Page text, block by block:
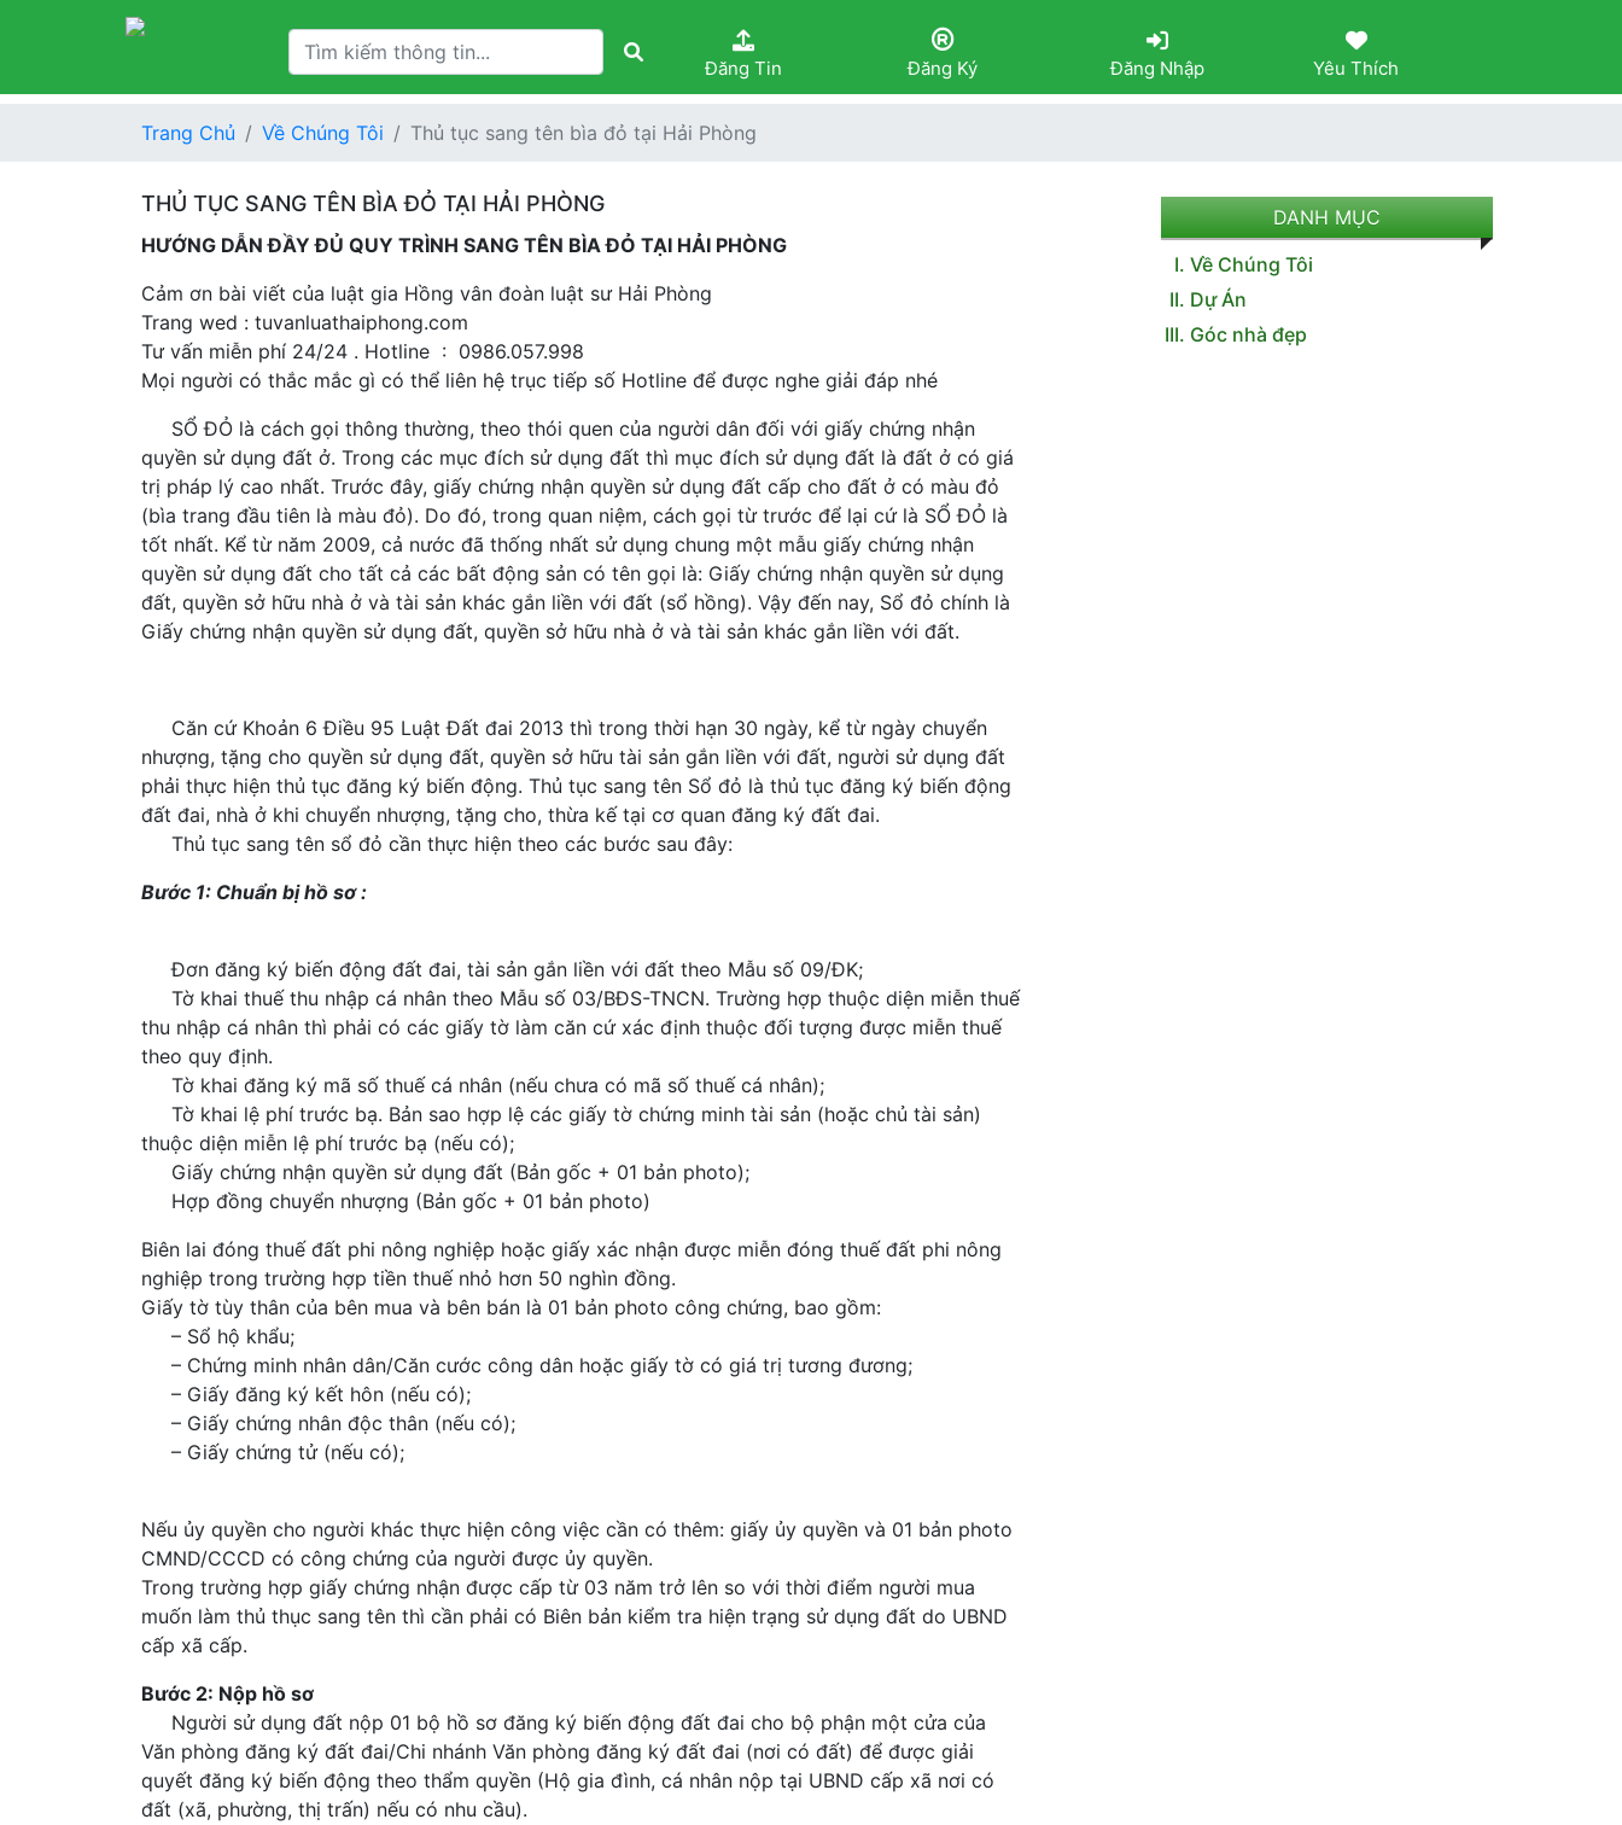
Đăng Tin Đăng Ký Đăng Nhập Yêu Thích
Trang Chủ Về Chúng Tôi Thủ tục sang tên bìa đỏ tại Hải Phòng
THỦ TỤC SANG TÊN BÌA ĐỎ TẠI HẢI PHÒNG
HƯỚNG DẪN ĐẦY ĐỦ QUY TRÌNH SANG TÊN BÌA ĐỎ TẠI HẢI PHÒNG
Cảm ơn bài viết của luật gia Hồng vân đoàn luật sư Hải Phòng
Trang wed : tuvanluathaiphong.com
Tư vấn miễn phí 24/24 . Hotline : 0986.057.998
Mọi người có thắc mắc gì có thể liên hệ trục tiếp số Hotline để được nghe giải đáp nhé
SỔ ĐỎ là cách gọi thông thường, theo thói quen của người dân đối với giấy chứng nhận
quyền sử dụng đất ở. Trong các mục đích sử dụng đất thì mục đích sử dụng đất là đất ở có giá
trị pháp lý cao nhất. Trước đây, giấy chứng nhận quyền sử dụng đất cấp cho đất ở có màu đỏ
(bìa trang đầu tiên là màu đỏ). Do đó, trong quan niệm, cách gọi từ trước để lại cứ là SỔ ĐỎ là
tốt nhất. Kể từ năm 2009, cả nước đã thống nhất sử dụng chung một mẫu giấy chứng nhận
quyền sử dụng đất cho tất cả các bất động sản có tên gọi là: Giấy chứng nhận quyền sử dụng
đất, quyền sở hữu nhà ở và tài sản khác gắn liền với đất (sổ hồng). Vậy đến nay, Sổ đỏ chính là
Giấy chứng nhận quyền sử dụng đất, quyền sở hữu nhà ở và tài sản khác gắn liền với đất.
Căn cứ Khoản 6 Điều 95 Luật Đất đai 2013 thì trong thời hạn 30 ngày, kể từ ngày chuyển
nhượng, tặng cho quyền sử dụng đất, quyền sở hữu tài sản gắn liền với đất, người sử dụng đất
phải thực hiện thủ tục đăng ký biến động. Thủ tục sang tên Sổ đỏ là thủ tục đăng ký biến động
đất đai, nhà ở khi chuyển nhượng, tặng cho, thừa kế tại cơ quan đăng ký đất đai.
Thủ tục sang tên sổ đỏ cần thực hiện theo các bước sau đây:
Bước 1: Chuẩn bị hồ sơ :
Đơn đăng ký biến động đất đai, tài sản gắn liền với đất theo Mẫu số 09/ĐK;
Tờ khai thuế thu nhập cá nhân theo Mẫu số 03/BĐS-TNCN. Trường hợp thuộc diện miễn thuế
thu nhập cá nhân thì phải có các giấy tờ làm căn cứ xác định thuộc đối tượng được miễn thuế
theo quy định.
Tờ khai đăng ký mã số thuế cá nhân (nếu chưa có mã số thuế cá nhân);
Tờ khai lệ phí trước bạ. Bản sao hợp lệ các giấy tờ chứng minh tài sản (hoặc chủ tài sản)
thuộc diện miễn lệ phí trước bạ (nếu có);
Giấy chứng nhận quyền sử dụng đất (Bản gốc + 01 bản photo);
Hợp đồng chuyển nhượng (Bản gốc + 01 bản photo)
Biên lai đóng thuế đất phi nông nghiệp hoặc giấy xác nhận được miễn đóng thuế đất phi nông
nghiệp trong trường hợp tiền thuế nhỏ hơn 50 nghìn đồng.
Giấy tờ tùy thân của bên mua và bên bán là 01 bản photo công chứng, bao gồm:
– Sổ hộ khẩu;
– Chứng minh nhân dân/Căn cước công dân hoặc giấy tờ có giá trị tương đương;
– Giấy đăng ký kết hôn (nếu có);
– Giấy chứng nhân độc thân (nếu có);
– Giấy chứng tử (nếu có);
Nếu ủy quyền cho người khác thực hiện công việc cần có thêm: giấy ủy quyền và 01 bản photo
CMND/CCCD có công chứng của người được ủy quyền.
Trong trường hợp giấy chứng nhận được cấp từ 03 năm trở lên so với thời điểm người mua
muốn làm thủ thục sang tên thì cần phải có Biên bản kiểm tra hiện trạng sử dụng đất do UBND
cấp xã cấp.
Bước 2: Nộp hồ sơ
Người sử dụng đất nộp 01 bộ hồ sơ đăng ký biến động đất đai cho bộ phận một cửa của
Văn phòng đăng ký đất đai/Chi nhánh Văn phòng đăng ký đất đai (nơi có đất) để được giải
quyết đăng ký biến động theo thẩm quyền (Hộ gia đình, cá nhân nộp tại UBND cấp xã nơi có
đất (xã, phường, thị trấn) nếu có nhu cầu).
DANH MỤC
Về Chúng Tôi
Dự Án
Góc nhà đẹp